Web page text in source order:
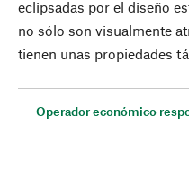
eclipsadas por el diseño
no sólo son visualmente
tienen unas propiedades
Operador económico